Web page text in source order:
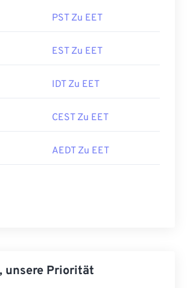
PST Zu EET
EST Zu EET
IDT Zu EET
CEST Zu EET
AEDT Zu EET
unsere Priorität